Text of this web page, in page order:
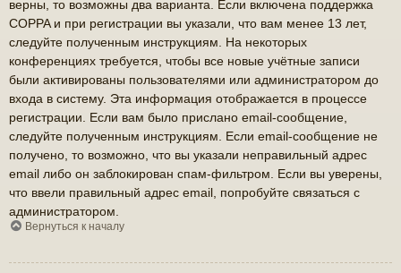
верны, то возможны два варианта. Если включена поддержка
COPPA и при регистрации вы указали, что вам менее 13 лет,
следуйте полученным инструкциям. На некоторых
конференциях требуется, чтобы все новые учётные записи
были активированы пользователями или администратором до
входа в систему. Эта информация отображается в процессе
регистрации. Если вам было прислано email-сообщение,
следуйте полученным инструкциям. Если email-сообщение не
получено, то возможно, что вы указали неправильный адрес
email либо он заблокирован спам-фильтром. Если вы уверены,
что ввели правильный адрес email, попробуйте связаться с
администратором.
Вернуться к началу